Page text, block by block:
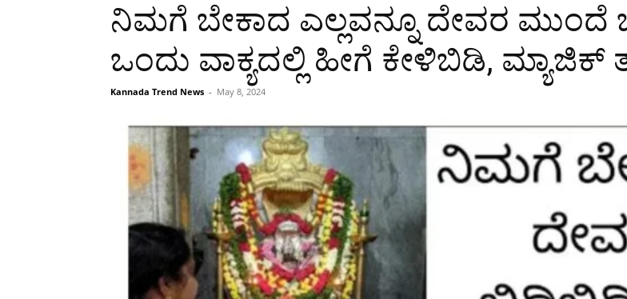
ನಿಮಗೆ ಬೇಕಾದ ಎಲ್ಲವನ್ನೂ ದೇವರ
ಒಂದು ವಾಕ್ಯದಲ್ಲಿ ಹೀಗೆ ಕೇಳಿಬಿಡಿ, ಮ್ಯಾಜಿಕ್
Kannada Trend News - May 8, 2024